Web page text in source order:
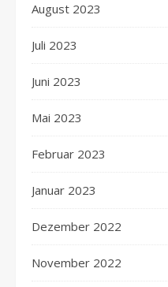
August 2023
Juli 2023
Juni 2023
Mai 2023
Februar 2023
Januar 2023
Dezember 2022
November 2022